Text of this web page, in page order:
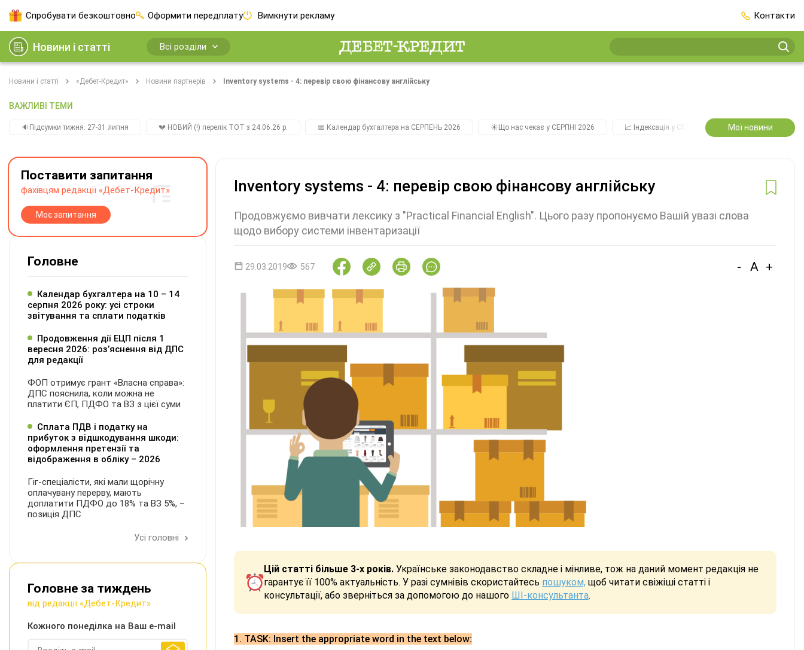
Спробувати безкоштовно Оформити передплату Вимкнути рекламу Контакти
Новини і статті Всі розділи
Новини і статті «Дебет-Кредит» Новини партнерів Inventory systems - 4: перевір свою фінансову англійську
ВАЖЛИВІ ТЕМИ
🔉Підсумки тижня. 27-31 липня 💔 НОВИЙ (!) перелік ТОТ з 24.06.26 р. 📅 Календар бухгалтера на СЕРПЕНЬ 2026 ☀️Що нас чекає у СЕРПНІ 2026 📈 Індексація у СЕРПНІ 2️⃣0️⃣2️⃣7️⃣ Усі
Мої новини
Inventory systems - 4: перевір свою фінансову англійську
Продовжуємо вивчати лексику з "Practical Financial English". Цього разу пропонуємо Вашій увазі слова
щодо вибору системи інвентаризації
29.03.2019 567 - A +
Цій статті більше 3-х років. Українське законодавство складне і мінливе, тож на даний момент редакція не
гарантує її 100% актуальність. У разі сумнівів скористайтесь пошуком, щоб читати свіжіші статті і
консультації, або зверніться за допомогою до нашого ШІ-консультанта.
1. TASK: Insert the appropriate word in the text below:
Поставити запитання
фахівцям редакції «Дебет-Кредит»
Моє запитання
Головне
Календар бухгалтера на 10 – 14
серпня 2026 року: усі строки
звітування та сплати податків
Продовження дії ЕЦП після 1
вересня 2026: розʼяснення від ДПС
для редакції
ФОП отримує грант «Власна справа»:
ДПС пояснила, коли можна не
платити ЄП, ПДФО та ВЗ з цієї суми
Сплата ПДВ і податку на
прибуток з відшкодування шкоди:
оформлення претензії та
відображення в обліку – 2026
Гіг-спеціалісти, які мали щорічну
оплачувану перерву, мають
доплатити ПДФО до 18% та ВЗ 5%, –
позиція ДПС
Усі головні
Головне за тиждень
від редакції «Дебет-Кредит»
Кожного понеділка на Ваш e-mail